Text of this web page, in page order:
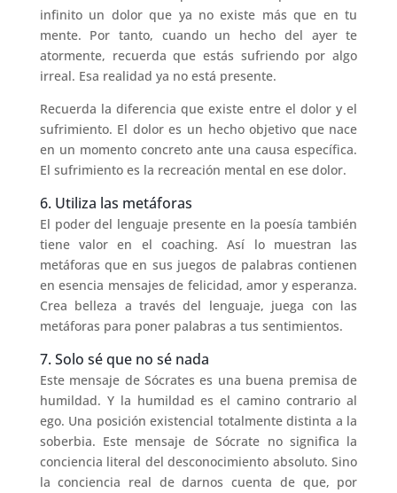
infinito un dolor que ya no existe más que en tu
mente. Por tanto, cuando un hecho del ayer te
atormente, recuerda que estás sufriendo por algo
irreal. Esa realidad ya no está presente.
Recuerda la diferencia que existe entre el dolor y el
sufrimiento. El dolor es un hecho objetivo que nace
en un momento concreto ante una causa específica.
El sufrimiento es la recreación mental en ese dolor.
6. Utiliza las metáforas
El poder del lenguaje presente en la poesía también
tiene valor en el coaching. Así lo muestran las
metáforas que en sus juegos de palabras contienen
en esencia mensajes de felicidad, amor y esperanza.
Crea belleza a través del lenguaje, juega con las
metáforas para poner palabras a tus sentimientos.
7. Solo sé que no sé nada
Este mensaje de Sócrates es una buena premisa de
humildad. Y la humildad es el camino contrario al
ego. Una posición existencial totalmente distinta a la
soberbia. Este mensaje de Sócrate no significa la
conciencia literal del desconocimiento absoluto. Sino
la conciencia real de darnos cuenta de que, por